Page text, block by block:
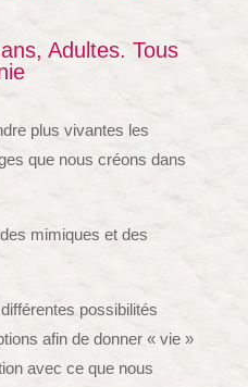
Adultes. Tous
plus vivantes les
que nous créons dans
mimiques et des
possibilités
afin de donner « vie »
avec ce que nous